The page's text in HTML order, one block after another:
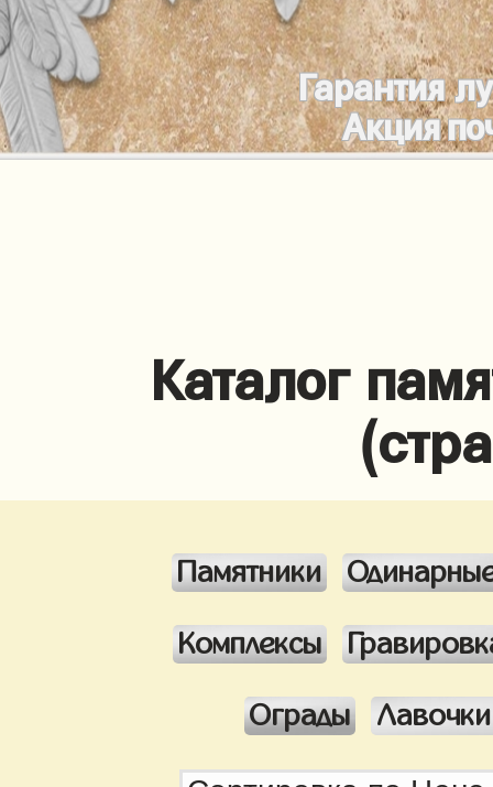
Гарантия
Акция
Каталог
Памятники
Комплексы
Ограды